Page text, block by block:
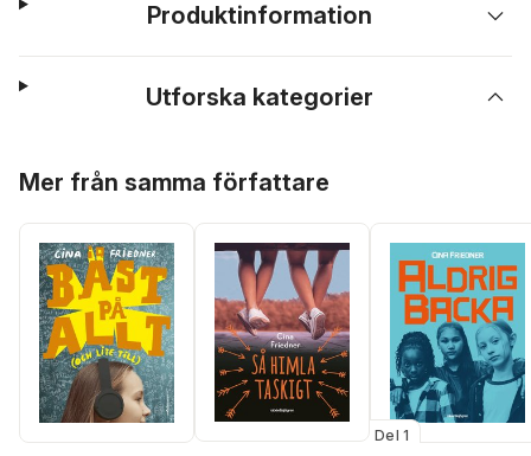
Produktinformation
Utforska kategorier
Mer från samma författare
Del 1